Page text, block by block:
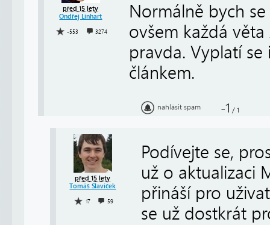
před 15 lety
Ondřej Linhart
-553 3274
Normálně bych
ovšem každá
pravda. Vyplatí
článkem.
nahlásit spam -1 / 1
před 15 lety
Tomáš Slavíček
17 59
Podívejte se,
už o aktualizaci
přináší pro
se už dostkrát